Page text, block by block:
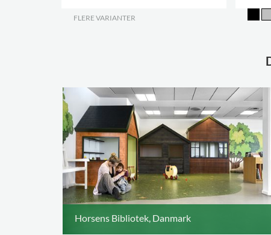
FLERE VARIANTER
Horsens Bibliotek, Danmark